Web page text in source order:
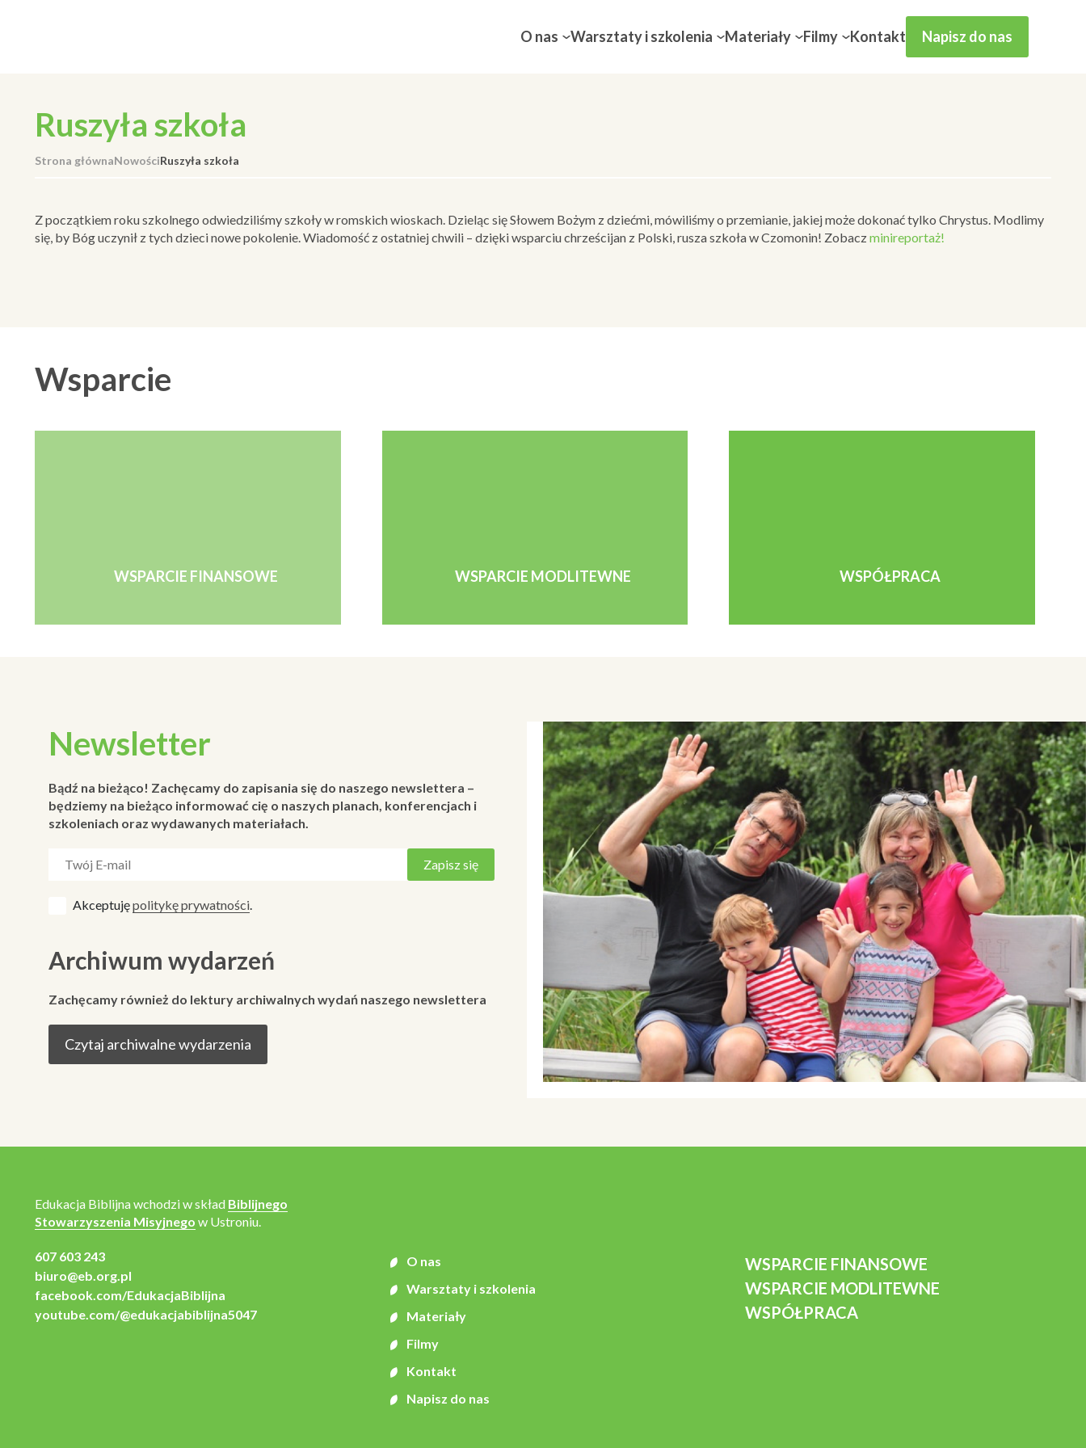
O nas Warsztaty i szkolenia Materiały Filmy Kontakt Napisz do nas
Ruszyła szkoła
Strona głównaNowościRuszyła szkoła
Z początkiem roku szkolnego odwiedziliśmy szkoły w romskich wioskach. Dzieląc się Słowem Bożym z dziećmi, mówiliśmy o przemianie, jakiej może dokonać tylko Chrystus. Modlimy
się, by Bóg uczynił z tych dzieci nowe pokolenie. Wiadomość z ostatniej chwili – dzięki wsparciu chrześcijan z Polski, rusza szkoła w Czomonin! Zobaczminireportaż!
Wsparcie
WSPARCIE FINANSOWE WSPARCIE MODLITEWNE WSPÓŁPRACA
Newsletter
Bądź na bieżąco! Zachęcamy do zapisania się do naszego newslettera –
będziemy na bieżąco informować cię o naszych planach, konferencjach i
szkoleniach oraz wydawanych materiałach.
Akceptujępolitykę prywatności
Archiwum wydarzeń
Zachęcamy również do lektury archiwalnych wydań naszego newslettera
Czytaj archiwalne wydarzenia
Edukacja Biblijna wchodzi w skład Biblijnego
Stowarzyszenia Misyjnego w Ustroniu.
607 603 243
biuro@eb.org.pl
facebook.com/EdukacjaBiblijna
youtube.com/@edukacjabiblijna5047
O nas
Warsztaty i szkolenia
Materiały
Filmy
Kontakt
Napisz do nas
WSPARCIE FINANSOWE
WSPARCIE MODLITEWNE
WSPÓŁPRACA